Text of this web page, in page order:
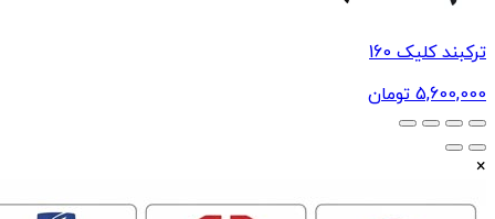
ترکبند کلیک 160
5,600,000 تومان
×